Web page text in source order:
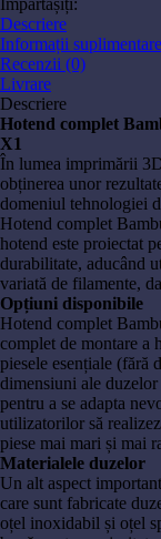
Împărtășiți:
Descriere
Informații suplimentare
Recenzii (0)
Livrare
Descriere
Hotend complet
X1
În lumea imprimării
obținerea unor
domeniul tehnologiei
Hotend complet
hotend este proiectat
durabilitate, aducând
variată de filamente,
Opțiuni disponibile
Hotend complet
complet de montare a
piesele esențiale (fără
dimensiuni ale
pentru a se adapta
utilizatorilor să
piese mai mari și mai
Materialele duzelor
Un alt aspect
care sunt fabricate
oțel inoxidabil și oțel